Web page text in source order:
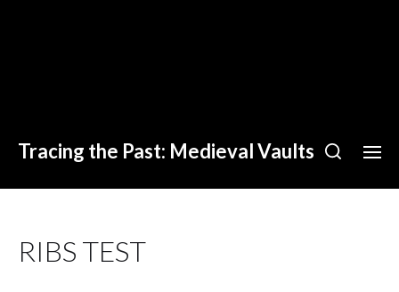
Tracing the Past: Medieval Vaults
RIBS TEST